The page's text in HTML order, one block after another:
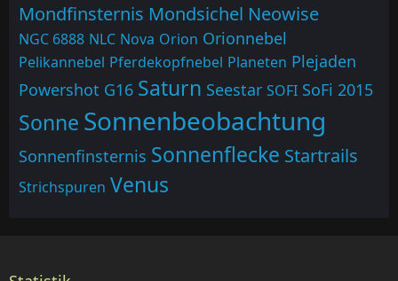
Mondfinsternis Mondsichel Neowise
NGC 6888 NLC Nova Orion Orionnebel
Pelikannebel Pferdekopfnebel Planeten Plejaden
Powershot G16 Saturn Seestar SOFI SoFi 2015
Sonne Sonnenbeobachtung
Sonnenfinsternis Sonnenflecke Startrails
Strichspuren Venus